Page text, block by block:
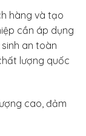
hàng và tạo
cần áp dụng
an toàn
lượng quốc
cao, đảm